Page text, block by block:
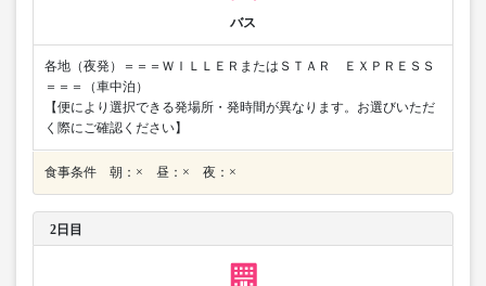
バス
各地（夜発）＝＝＝ＷＩＬＬＥＲまたはＳＴＡＲ ＥＸＰＲＥＳＳ
＝＝＝（車中泊）
【便により選択できる発場所・発時間が異なります。お選びいただ
く際にご確認ください】
食事条件 朝：× 昼：× 夜：×
2日目